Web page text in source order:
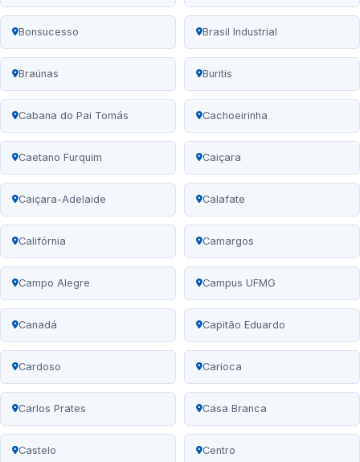
Bonsucesso Brasil Industrial
Braúnas Buritis
Cabana do Pai Tomás Cachoeirinha
Caetano Furquim Caiçara
Caiçara-Adelaide Calafate
Califórnia Camargos
Campo Alegre Campus UFMG
Canadá Capitão Eduardo
Cardoso Carioca
Carlos Prates Casa Branca
Castelo Centro